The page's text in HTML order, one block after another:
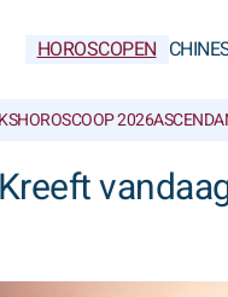
HOROSCOPEN
HOROSCOOP 2026